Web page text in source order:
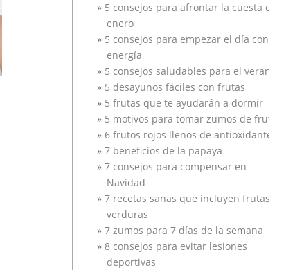
5 consejos para afrontar la cuesta de
enero
5 consejos para empezar el día con
energía
5 consejos saludables para el verano
5 desayunos fáciles con frutas
5 frutas que te ayudarán a dormir
5 motivos para tomar zumos de frutas
6 frutos rojos llenos de antioxidantes
7 beneficios de la papaya
7 consejos para compensar en
Navidad
7 recetas sanas que incluyen frutas y
verduras
7 zumos para 7 días de la semana
8 consejos para evitar lesiones
deportivas